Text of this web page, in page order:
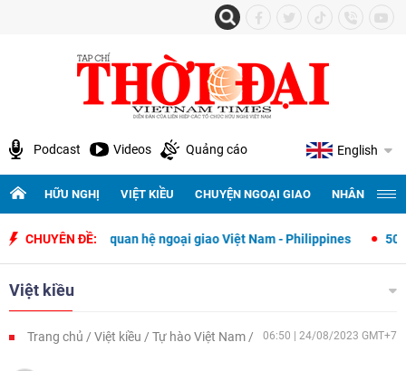
Podcast Videos Quảng cáo English
HỮU NGHỊ VIỆT KIỀU CHUYỆN NGOẠI GIAO NHÂN
CHUYÊN ĐỀ:
thiết lập quan hệ ngoại giao Việt Nam - Philippines 500 ngày
Việt kiều
Trang chủ Việt kiều Tự hào Việt Nam 06:50 | 24/08/2023 GMT+7